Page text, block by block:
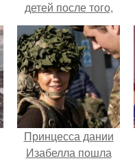
детей после того,
как медики сделали
ей аборт на шестом
месяце
беременности и
оставили в матке
плаценту.
Принцесса дании
Изабелла пошла